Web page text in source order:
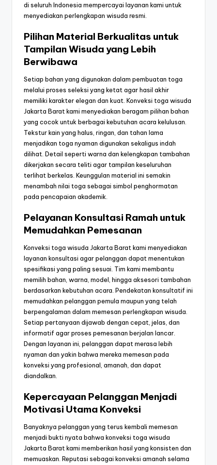
di seluruh Indonesia mempercayai layanan kami untuk
menyediakan perlengkapan wisuda resmi.
Pilihan Material Berkualitas untuk
Tampilan Wisuda yang Lebih
Berwibawa
Setiap bahan yang digunakan dalam pembuatan toga
melalui proses seleksi yang ketat agar hasil akhir
memiliki karakter elegan dan kuat. Konveksi toga wisuda
Jakarta Barat kami menyediakan beragam pilihan bahan
yang cocok untuk berbagai kebutuhan acara kelulusan.
Tekstur kain yang halus, ringan, dan tahan lama
menjadikan toga nyaman digunakan sekaligus indah
dilihat. Detail seperti warna dan kelengkapan tambahan
dikerjakan secara teliti agar tampilan keseluruhan
terlihat berkelas. Keunggulan material ini semakin
menambah nilai toga sebagai simbol penghormatan
pada pencapaian akademik.
Pelayanan Konsultasi Ramah untuk
Memudahkan Pemesanan
Konveksi toga wisuda Jakarta Barat kami menyediakan
layanan konsultasi agar pelanggan dapat menentukan
spesifikasi yang paling sesuai. Tim kami membantu
memilih bahan, warna, model, hingga aksesori tambahan
berdasarkan kebutuhan acara. Pendekatan konsultatif ini
memudahkan pelanggan pemula maupun yang telah
berpengalaman dalam memesan perlengkapan wisuda.
Setiap pertanyaan dijawab dengan cepat, jelas, dan
informatif agar proses pemesanan berjalan lancar.
Dengan layanan ini, pelanggan dapat merasa lebih
nyaman dan yakin bahwa mereka memesan pada
konveksi yang profesional, amanah, dan dapat
diandalkan.
Kepercayaan Pelanggan Menjadi
Motivasi Utama Konveksi
Banyaknya pelanggan yang terus kembali memesan
menjadi bukti nyata bahwa konveksi toga wisuda
Jakarta Barat kami memberikan hasil yang konsisten dan
memuaskan. Reputasi sebagai konveksi amanah selama